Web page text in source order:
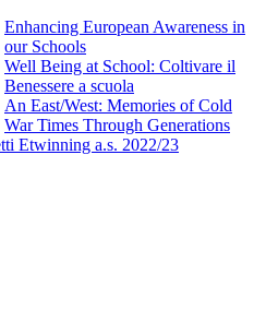
Enhancing European Awareness in
our Schools
Well Being at School: Coltivare il
Benessere a scuola
An East/West: Memories of Cold
War Times Through Generations
Etwinning a.s. 2022/23